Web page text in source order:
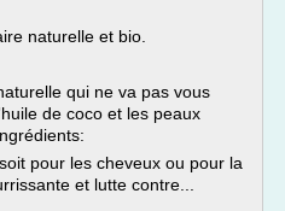
naturelle et bio.
qui ne va pas vous
de coco et les peaux
pour les cheveux ou pour la
et lutte contre...